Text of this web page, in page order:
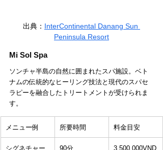
出典： InterContinental Danang Sun
Peninsula Resort
Mi Sol Spa
ソンチャ半島の自然に囲まれたスパ施設。ベト
ナムの伝統的なヒーリング技法と現代のスパセ
ラピーを融合したトリートメントが受けられま
す。
メニュー例 所要時間 料金目安
シグネチャー
90分
3,500,000VND